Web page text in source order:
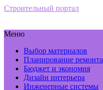
Строительный портал
Меню
Выбор материалов
Планирование ремонта
Бюджет и экономия
Дизайн интерьера
Инженерные системы